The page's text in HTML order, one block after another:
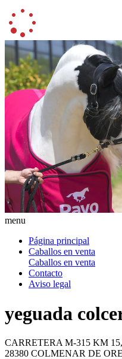
menu
Página principal
Caballos en venta
Caballos en venta
Contacto
Aviso legal
yeguada
CARRETERA M-315 KM
28380 COLMENAR DE